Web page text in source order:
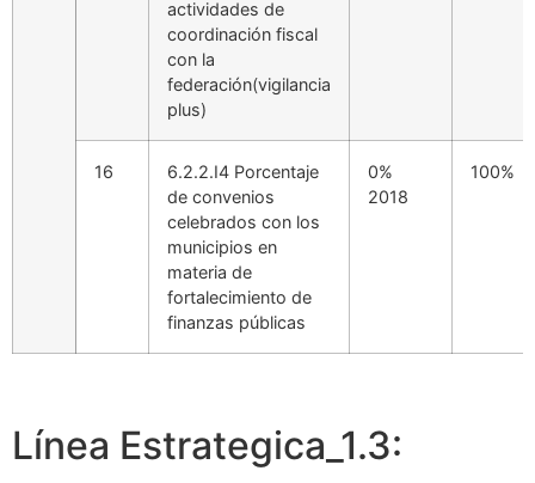
actividades de
coordinación fiscal
con la
federación(vigilancia
plus)
16
6.2.2.I4 Porcentaje
de convenios
celebrados con los
municipios en
materia de
fortalecimiento de
finanzas públicas
0%
2018
100%
Línea Estrategica_1.3: